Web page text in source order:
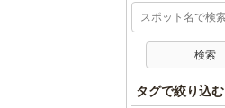
タグで絞り込む